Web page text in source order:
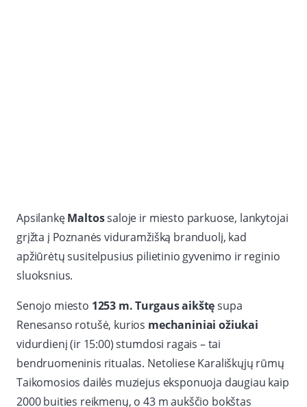
ApsilankęMaltossaloje ir miesto parkuose, lankytojai
grįžta į Poznanės viduramžišką branduolį, kad
apžiūrėtų susitelpusius pilietinio gyvenimo ir reginio
sluoksnius.
Senojo miesto 1253 m. Turgaus aikštęsupa
Renesanso rotušė, kurios mechaniniai ožiukai
vidurdienį (ir 15:00) stumdosi ragais – tai
bendruomeninis ritualas. Netoliese Karališkųjų rūmų
Taikomosios dailės muziejus eksponuoja daugiau kaip
2000 buities reikmenų, o 43 m aukščio bokštas